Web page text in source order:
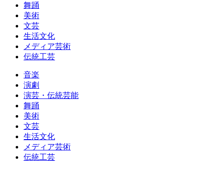
舞踊
美術
文芸
生活文化
メディア芸術
伝統工芸
音楽
演劇
演芸・伝統芸能
舞踊
美術
文芸
生活文化
メディア芸術
伝統工芸